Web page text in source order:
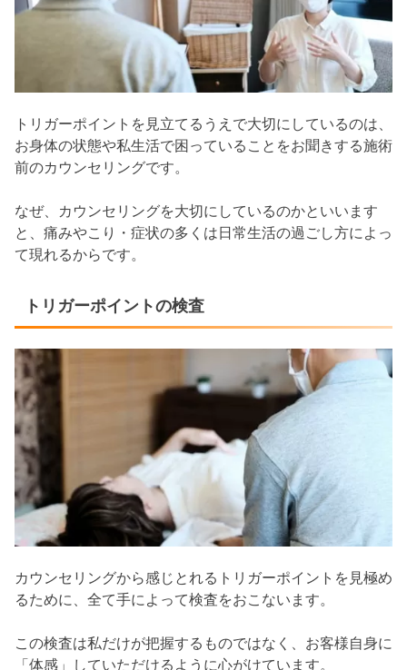
トリガーポイントを見立てるうえで大切にしているのは、
お身体の状態や私生活で困っていることをお聞きする施術
前のカウンセリングです。
なぜ、カウンセリングを大切にしているのかといいます
と、痛みやこり・症状の多くは日常生活の過ごし方によっ
て現れるからです。
トリガーポイントの検査
カウンセリングから感じとれるトリガーポイントを見極め
るために、全て手によって検査をおこないます。
この検査は私だけが把握するものではなく、お客様自身に
「体感」していただけるように心がけています。